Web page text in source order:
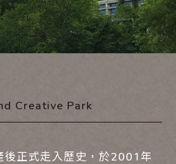
Creative Park
正式走入歷史，於2001年